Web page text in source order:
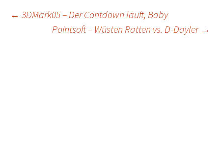
Post
← 3DMark05 – Der Contdown läuft, Baby
Pointsoft – Wüsten Ratten vs. D-Dayler →